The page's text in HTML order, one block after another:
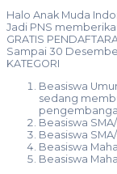
Halo Anak Muda
Jadi PNS
GRATIS
Sampai 30
KATEGORI
Beasiswa
sedang
Beasiswa
Beasiswa
Beasiswa
Beasiswa